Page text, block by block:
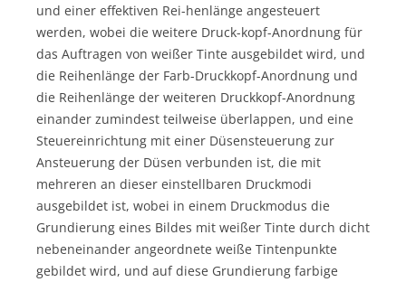
und einer effektiven Rei-henlänge angesteuert
werden, wobei die weitere Druck-kopf-Anordnung für
das Auftragen von weißer Tinte ausgebildet wird, und
die Reihenlänge der Farb-Druckkopf-Anordnung und
die Reihenlänge der weiteren Druckkopf-Anordnung
einander zumindest teilweise überlappen, und eine
Steuereinrichtung mit einer Düsensteuerung zur
Ansteuerung der Düsen verbunden ist, die mit
mehreren an dieser einstellbaren Druckmodi
ausgebildet ist, wobei in einem Druckmodus die
Grundierung eines Bildes mit weißer Tinte durch dicht
nebeneinander angeordnete weiße Tintenpunkte
gebildet wird, und auf diese Grundierung farbige